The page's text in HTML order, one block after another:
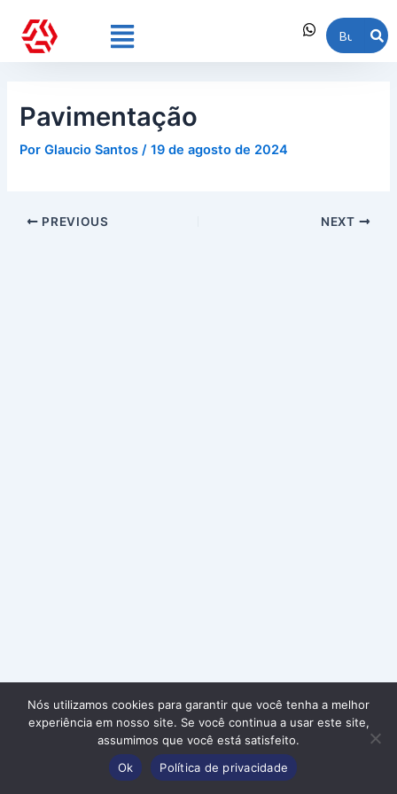
para
Menu
Pavimentação
PorGlaucio Santos/19 de agosto de 2024
navigation
PREVIOUS NEXT
Política de
Privacidade
Desenvolvido
Nós utilizamos cookies para garantir que você tenha a melhor
experiência em nosso site. Se você continua a usar este site,
assumimos que você está satisfeito.
Ok
Política de privacidade